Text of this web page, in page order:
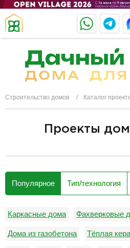
Строительство домов Каталог
Проекты
Популярное Тип/технология
Каркасные дома Фахверковые
Дома из газобетона Тёплая